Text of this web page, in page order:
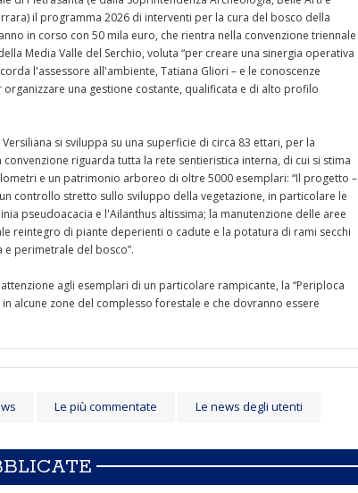
il programma 2026 di interventi per la cura del bosco della
in corso con 50 mila euro, che rientra nella convenzione triennale
Media Valle del Serchio, voluta “per creare una sinergia operativa
l'assessore all'ambiente, Tatiana Gliori – e le conoscenze
una gestione costante, qualificata e di alto profilo
si sviluppa su una superficie di circa 83 ettari, per la
riguarda tutta la rete sentieristica interna, di cui si stima
e un patrimonio arboreo di oltre 5000 esemplari: “Il progetto –
controllo stretto sullo sviluppo della vegetazione, in particolare le
pseudoacacia e l'Ailanthus altissima; la manutenzione delle aree
reintegro di piante deperienti o cadute e la potatura di rami secchi
perimetrale del bosco”.
agli esemplari di un particolare rampicante, la “Periploca
alcune zone del complesso forestale e che dovranno essere
Le più commentate Le news degli utenti